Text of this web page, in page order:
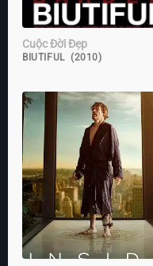
Cuộc Đời Đẹp
BIUTIFUL (2010)